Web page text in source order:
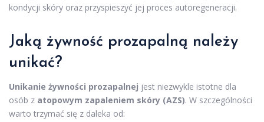
kondycji skóry oraz przyspieszyć jej proces autoregeneracji.
Jaką żywność prozapalną należy
unikać?
Unikanie żywności prozapalnej jest niezwykle istotne dla
osób z atopowym zapaleniem skóry (AZS). W szczególności
warto trzymać się z daleka od: